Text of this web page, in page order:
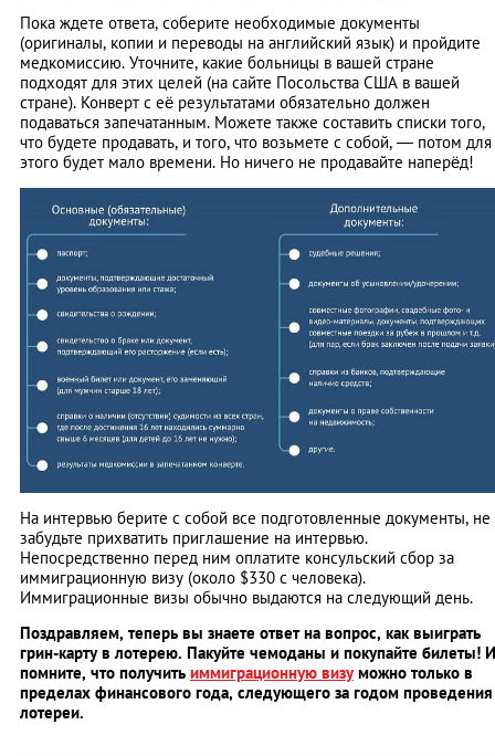
Пока ждете ответа, соберите необходимые документы
(оригиналы, копии и переводы на английский язык) и пройдите
медкомиссию. Уточните, какие больницы в вашей стране
подходят для этих целей (на сайте Посольства США в вашей
стране). Конверт с её результатами обязательно должен
подаваться запечатанным. Можете также составить списки того,
что будете продавать, и того, что возьмете с собой, — потом для
этого будет мало времени. Но ничего не продавайте наперёд!
На интервью берите с собой все подготовленные документы, не
забудьте прихватить приглашение на интервью.
Непосредственно перед ним оплатите консульский сбор за
иммиграционную визу (около $330 с человека).
Иммиграционные визы обычно выдаются на следующий день.
Поздравляем, теперь вы знаете ответ на вопрос, как выиграть
грин-карту в лотерею. Пакуйте чемоданы и покупайте билеты! И
помните, что получить иммиграционную визуможно только в
пределах финансового года, следующего за годом проведения
лотереи.